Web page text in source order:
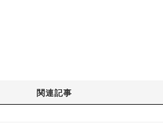
関連記事